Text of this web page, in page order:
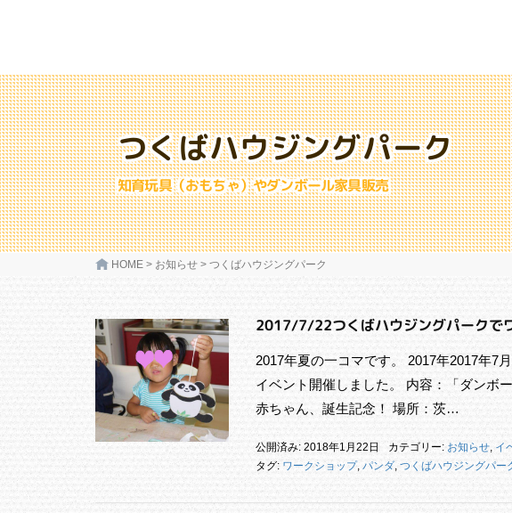
つくばハウジングパーク
知育玩具（おもちゃ）やダンボール家具販売
HOME > お知らせ > つくばハウジングパーク
2017/7/22つくばハウジングパークで
2017年夏の一コマです。 2017年2017年7
イベント開催しました。 内容：「ダ
赤ちゃん、誕生記念！ 場所：茨…
公開済み: 2018年1月22日 カテゴリー: お知らせ, イ
タグ: ワークショップ, パンダ, つくばハウジングパー